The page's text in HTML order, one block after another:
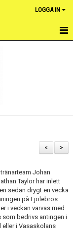
LOGGA IN
>
<
Johan
Taylor har inlett
sedan drygt en vecka
på Fjölebros
i veckan varvas med
bedrivs antingen i
i Vasaskolans